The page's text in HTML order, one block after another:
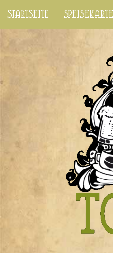
startseite speisekarte